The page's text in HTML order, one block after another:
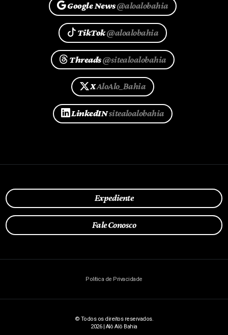
Google News@aloalobahia
TikTok@aloalobahia
Threads@sitealoalobahia
XAloAlo_Bahia
LinkedINsitealoalobahia
Expediente
Fale Conosco
Política de Privacidade
© Todos os direitos reservados.
2026 | Alô Alô Bahia